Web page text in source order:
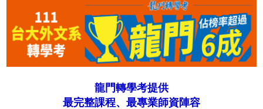
龍門轉學考提供
最完整課程、最專業師資陣容